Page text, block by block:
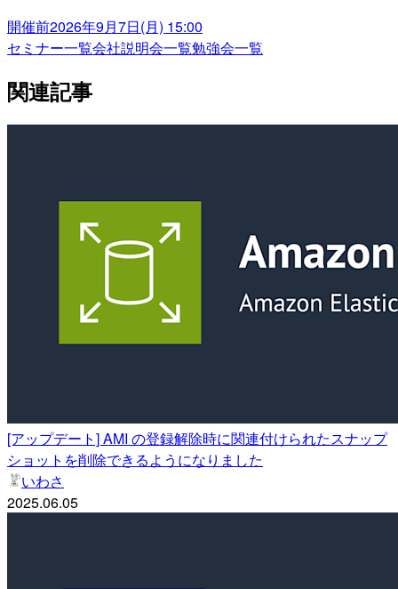
開催前2026年9月7日(月) 15:00
セミナー一覧会社説明会一覧勉強会一覧
関連記事
[アップデート] AMI の登録解除時に関連付けられたスナップ
ショットを削除できるようになりました
いわさ
2025.06.05